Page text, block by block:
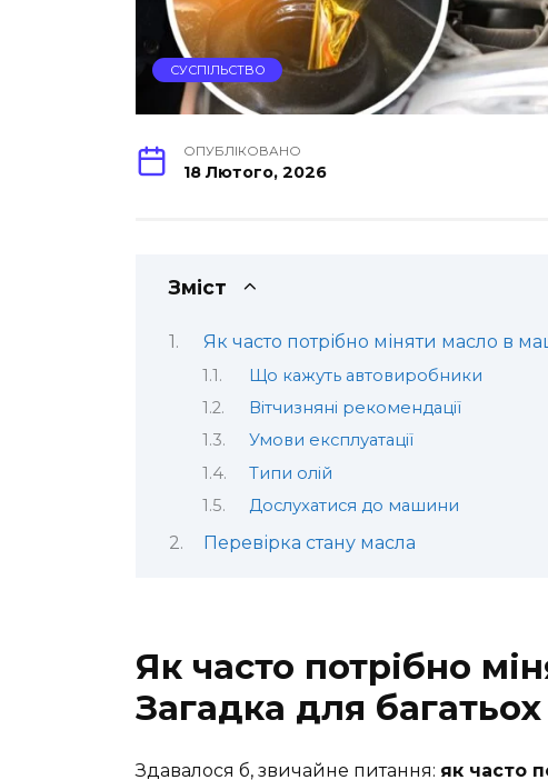
СУСПІЛЬСТВО
ОПУБЛІКОВАНО
18 Лютого, 2026
Зміст
Як часто потрібно міняти масло в
Що кажуть автовиробники
Вітчизняні рекомендації
Умови експлуатації
Типи олій
Дослухатися до машини
Перевірка стану масла
Як часто потрібно
Загадка для багатьох
Здавалося б, звичайне питання: як часто